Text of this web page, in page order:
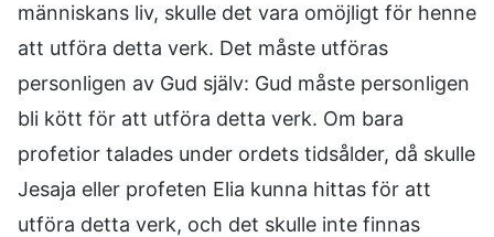
människans liv, skulle det vara omöjligt för henne
att utföra detta verk. Det måste utföras
personligen av Gud själv: Gud måste personligen
bli kött för att utföra detta verk. Om bara
profetior talades under ordets tidsålder, då skulle
Jesaja eller profeten Elia kunna hittas för att
utföra detta verk, och det skulle inte finnas